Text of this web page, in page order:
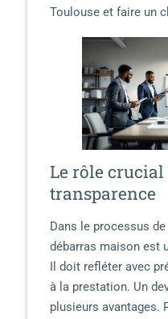
Toulouse et faire un
Le rôle crucial
transparence
Dans le processus
débarras maison est
Il doit refléter avec
à la prestation. Un
plusieurs avantages.